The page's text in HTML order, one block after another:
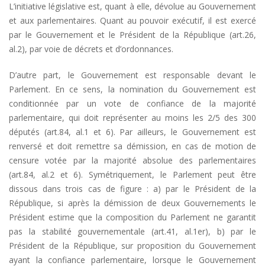
L’initiative législative est, quant à elle, dévolue au Gouvernement
et aux parlementaires. Quant au pouvoir exécutif, il est exercé
par le Gouvernement et le Président de la République (art.26,
al.2), par voie de décrets et d’ordonnances.
D’autre part, le Gouvernement est responsable devant le
Parlement. En ce sens, la nomination du Gouvernement est
conditionnée par un vote de confiance de la majorité
parlementaire, qui doit représenter au moins les 2/5 des 300
députés (art.84, al.1 et 6). Par ailleurs, le Gouvernement est
renversé et doit remettre sa démission, en cas de motion de
censure votée par la majorité absolue des parlementaires
(art.84, al.2 et 6). Symétriquement, le Parlement peut être
dissous dans trois cas de figure : a) par le Président de la
République, si après la démission de deux Gouvernements le
Président estime que la composition du Parlement ne garantit
pas la stabilité gouvernementale (art.41, al.1er), b) par le
Président de la République, sur proposition du Gouvernement
ayant la confiance parlementaire, lorsque le Gouvernement